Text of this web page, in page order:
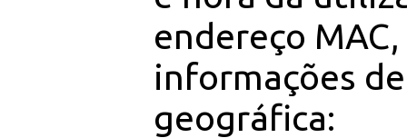
endereço MAC,
informações
geográfica: